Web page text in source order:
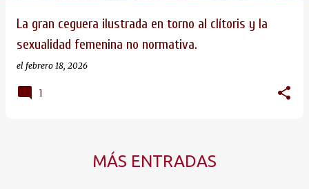
La gran ceguera ilustrada en torno al clítoris y la
sexualidad femenina no normativa.
el febrero 18, 2026
1
MÁS ENTRADAS